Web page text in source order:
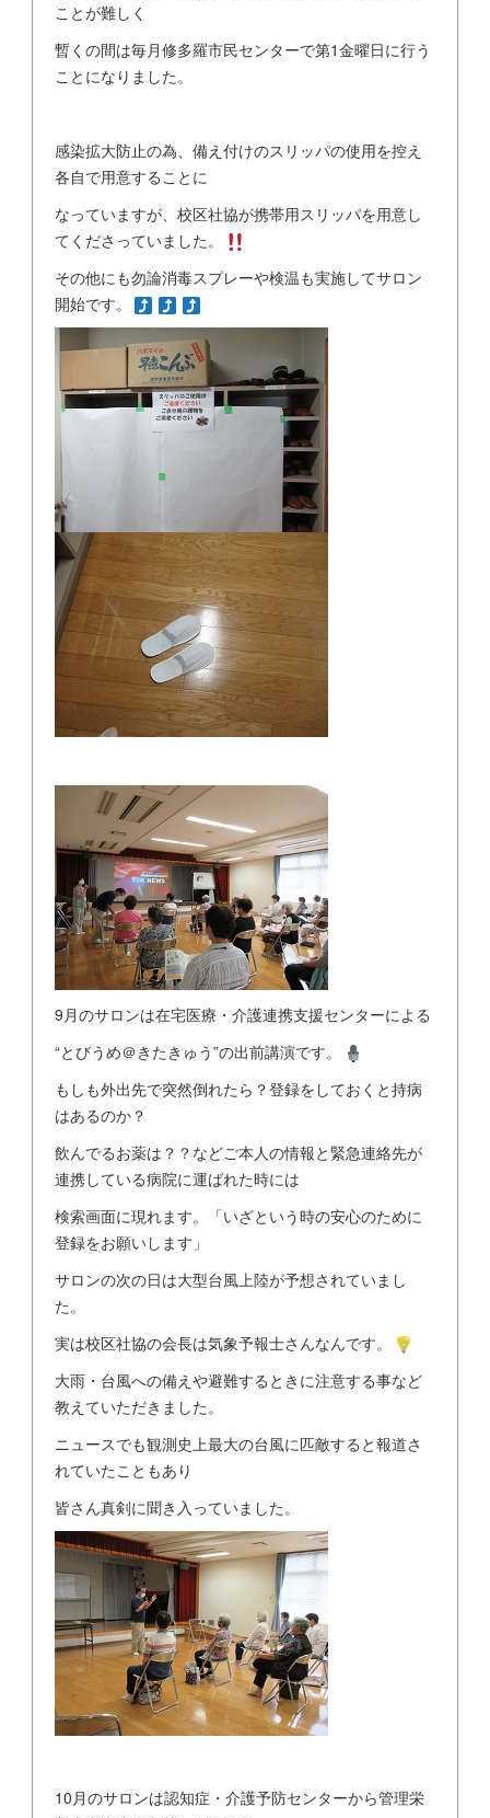
ことが難しく
暫くの間は毎月修多羅市民センターで第1金曜日に行う
ことになりました。
感染拡大防止の為、備え付けのスリッパの使用を控え
各自で用意することに
なっていますが、校区社協が携帯用スリッパを用意し
てくださっていました。
その他にも勿論消毒スプレーや検温も実施してサロン
開始です。
9月のサロンは在宅医療・介護連携支援センターによる
“とびうめ＠きたきゅう”の出前講演です。
もしも外出先で突然倒れたら？登録をしておくと持病
はあるのか？
飲んでるお薬は？？などご本人の情報と緊急連絡先が
連携している病院に運ばれた時には
検索画面に現れます。「いざという時の安心のために
登録をお願いします」
サロンの次の日は大型台風上陸が予想されていまし
た。
実は校区社協の会長は気象予報士さんなんです。
大雨・台風への備えや避難するときに注意する事など
教えていただきました。
ニュースでも観測史上最大の台風に匹敵すると報道さ
れていたこともあり
皆さん真剣に聞き入っていました。
10月のサロンは認知症・介護予防センターから管理栄